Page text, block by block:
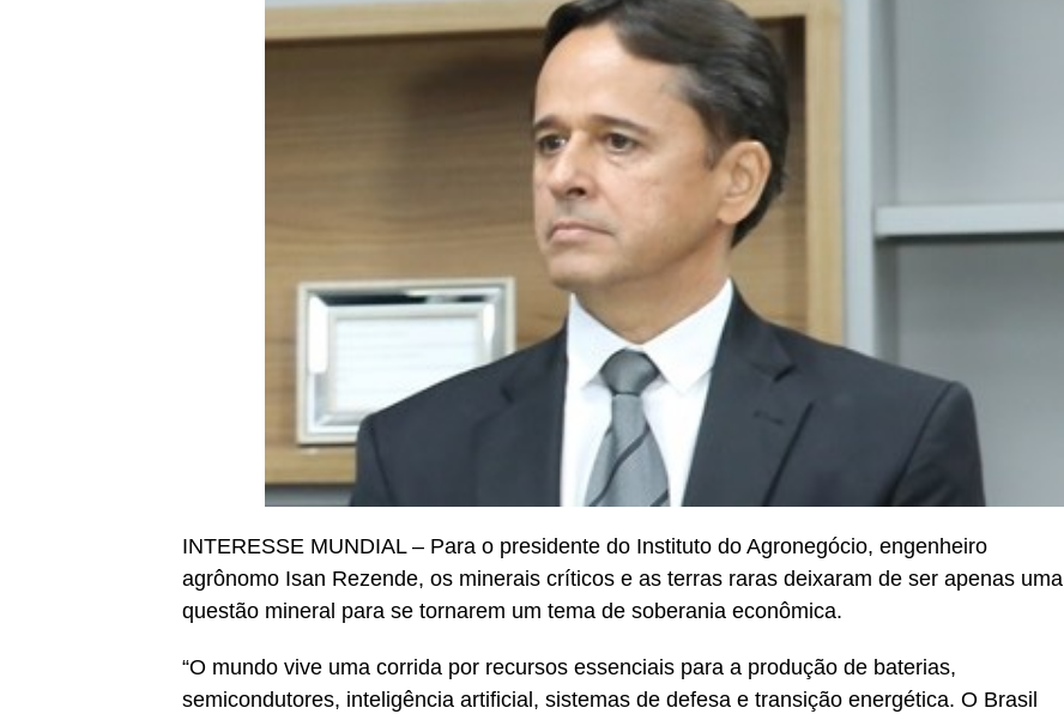
INTERESSE MUNDIAL – Para o presidente do Instituto do Agronegócio, engenheiro
agrônomo Isan Rezende, os minerais críticos e as terras raras deixaram de ser apenas uma
questão mineral para se tornarem um tema de soberania econômica.
“O mundo vive uma corrida por recursos essenciais para a produção de baterias,
semicondutores, inteligência artificial, sistemas de defesa e transição energética. O Brasil